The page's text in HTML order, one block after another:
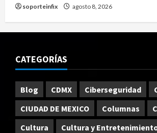
soporteinfix agosto 8, 2026
CATEGORÍAS
Blog CDMX Ciberseguridad
CIUDAD DE MEXICO
Columnas
Cultura
Cultura y